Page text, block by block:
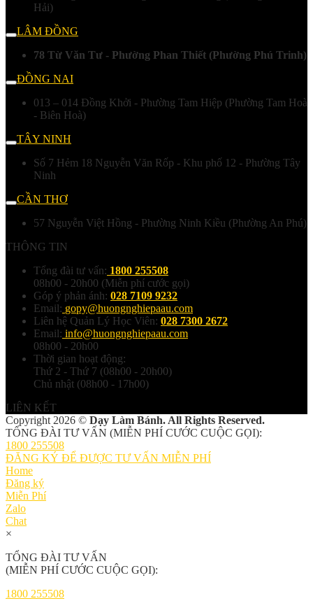
Hải)
LÂM ĐỒNG
78 Từ Văn Tư - Phường Phan Thiết (Phường Phú Trinh)
ĐỒNG NAI
013 – 014 Đồng Khởi - Phường Tam Hiệp (Phường Tam Hoà
- Biên Hoà)
TÂY NINH
Số 7 Hẻm 18 Nguyễn Văn Rốp - Khu phố 12 - Phường Tây
Ninh
CẦN THƠ
57 Nguyễn Việt Hồng - Phường Ninh Kiều (Phường An Phú)
THÔNG TIN
Tổng đài tư vấn: 1800 255508
08h00 - 20h00 (Miễn phí cước gọi)
Góp ý phản ánh: 028 7109 9232
Email: gopy@huongnghiepaau.com
Liên hệ Quản Lý Học Viên: 028 7300 2672
Email: info@huongnghiepaau.com
08h00 - 20h00
Thời gian hoạt động:
Thứ 2 - Thứ 7 (08h00 - 20h00)
Chủ nhật (08h00 - 17h00)
LIÊN KẾT
Copyright 2026 © Dạy Làm Bánh. All Rights Reserved.
TỔNG ĐÀI TƯ VẤN (MIỄN PHÍ CƯỚC CUỘC GỌI):
1800 255508
ĐĂNG KÝ ĐỂ ĐƯỢC TƯ VẤN MIỄN PHÍ
Home
Đăng ký
Miễn Phí
Zalo
Chat
×
TỔNG ĐÀI TƯ VẤN
(MIỄN PHÍ CƯỚC CUỘC GỌI):
1800 255508